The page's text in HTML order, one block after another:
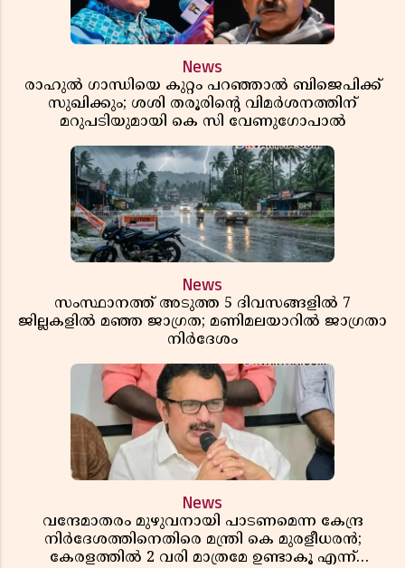
News
രാഹുൽ ഗാന്ധിയെ കുറ്റം പറഞ്ഞാൽ ബിജെപിക്ക്
സുഖിക്കും; ശശി തരൂരിന്റെ വിമർശനത്തിന്
മറുപടിയുമായി കെ സി വേണുഗോപാൽ
News
സംസ്ഥാനത്ത് അടുത്ത 5 ദിവസങ്ങളിൽ 7
ജില്ലകളിൽ മഞ്ഞ ജാഗ്രത; മണിമലയാറിൽ ജാഗ്രതാ
നിർദേശം
News
വന്ദേമാതരം മുഴുവനായി പാടണമെന്ന കേന്ദ്ര
നിർദേശത്തിനെതിരെ മന്ത്രി കെ മുരളീധരൻ;
കേരളത്തിൽ 2 വരി മാത്രമേ ഉണ്ടാകൂ എന്ന്